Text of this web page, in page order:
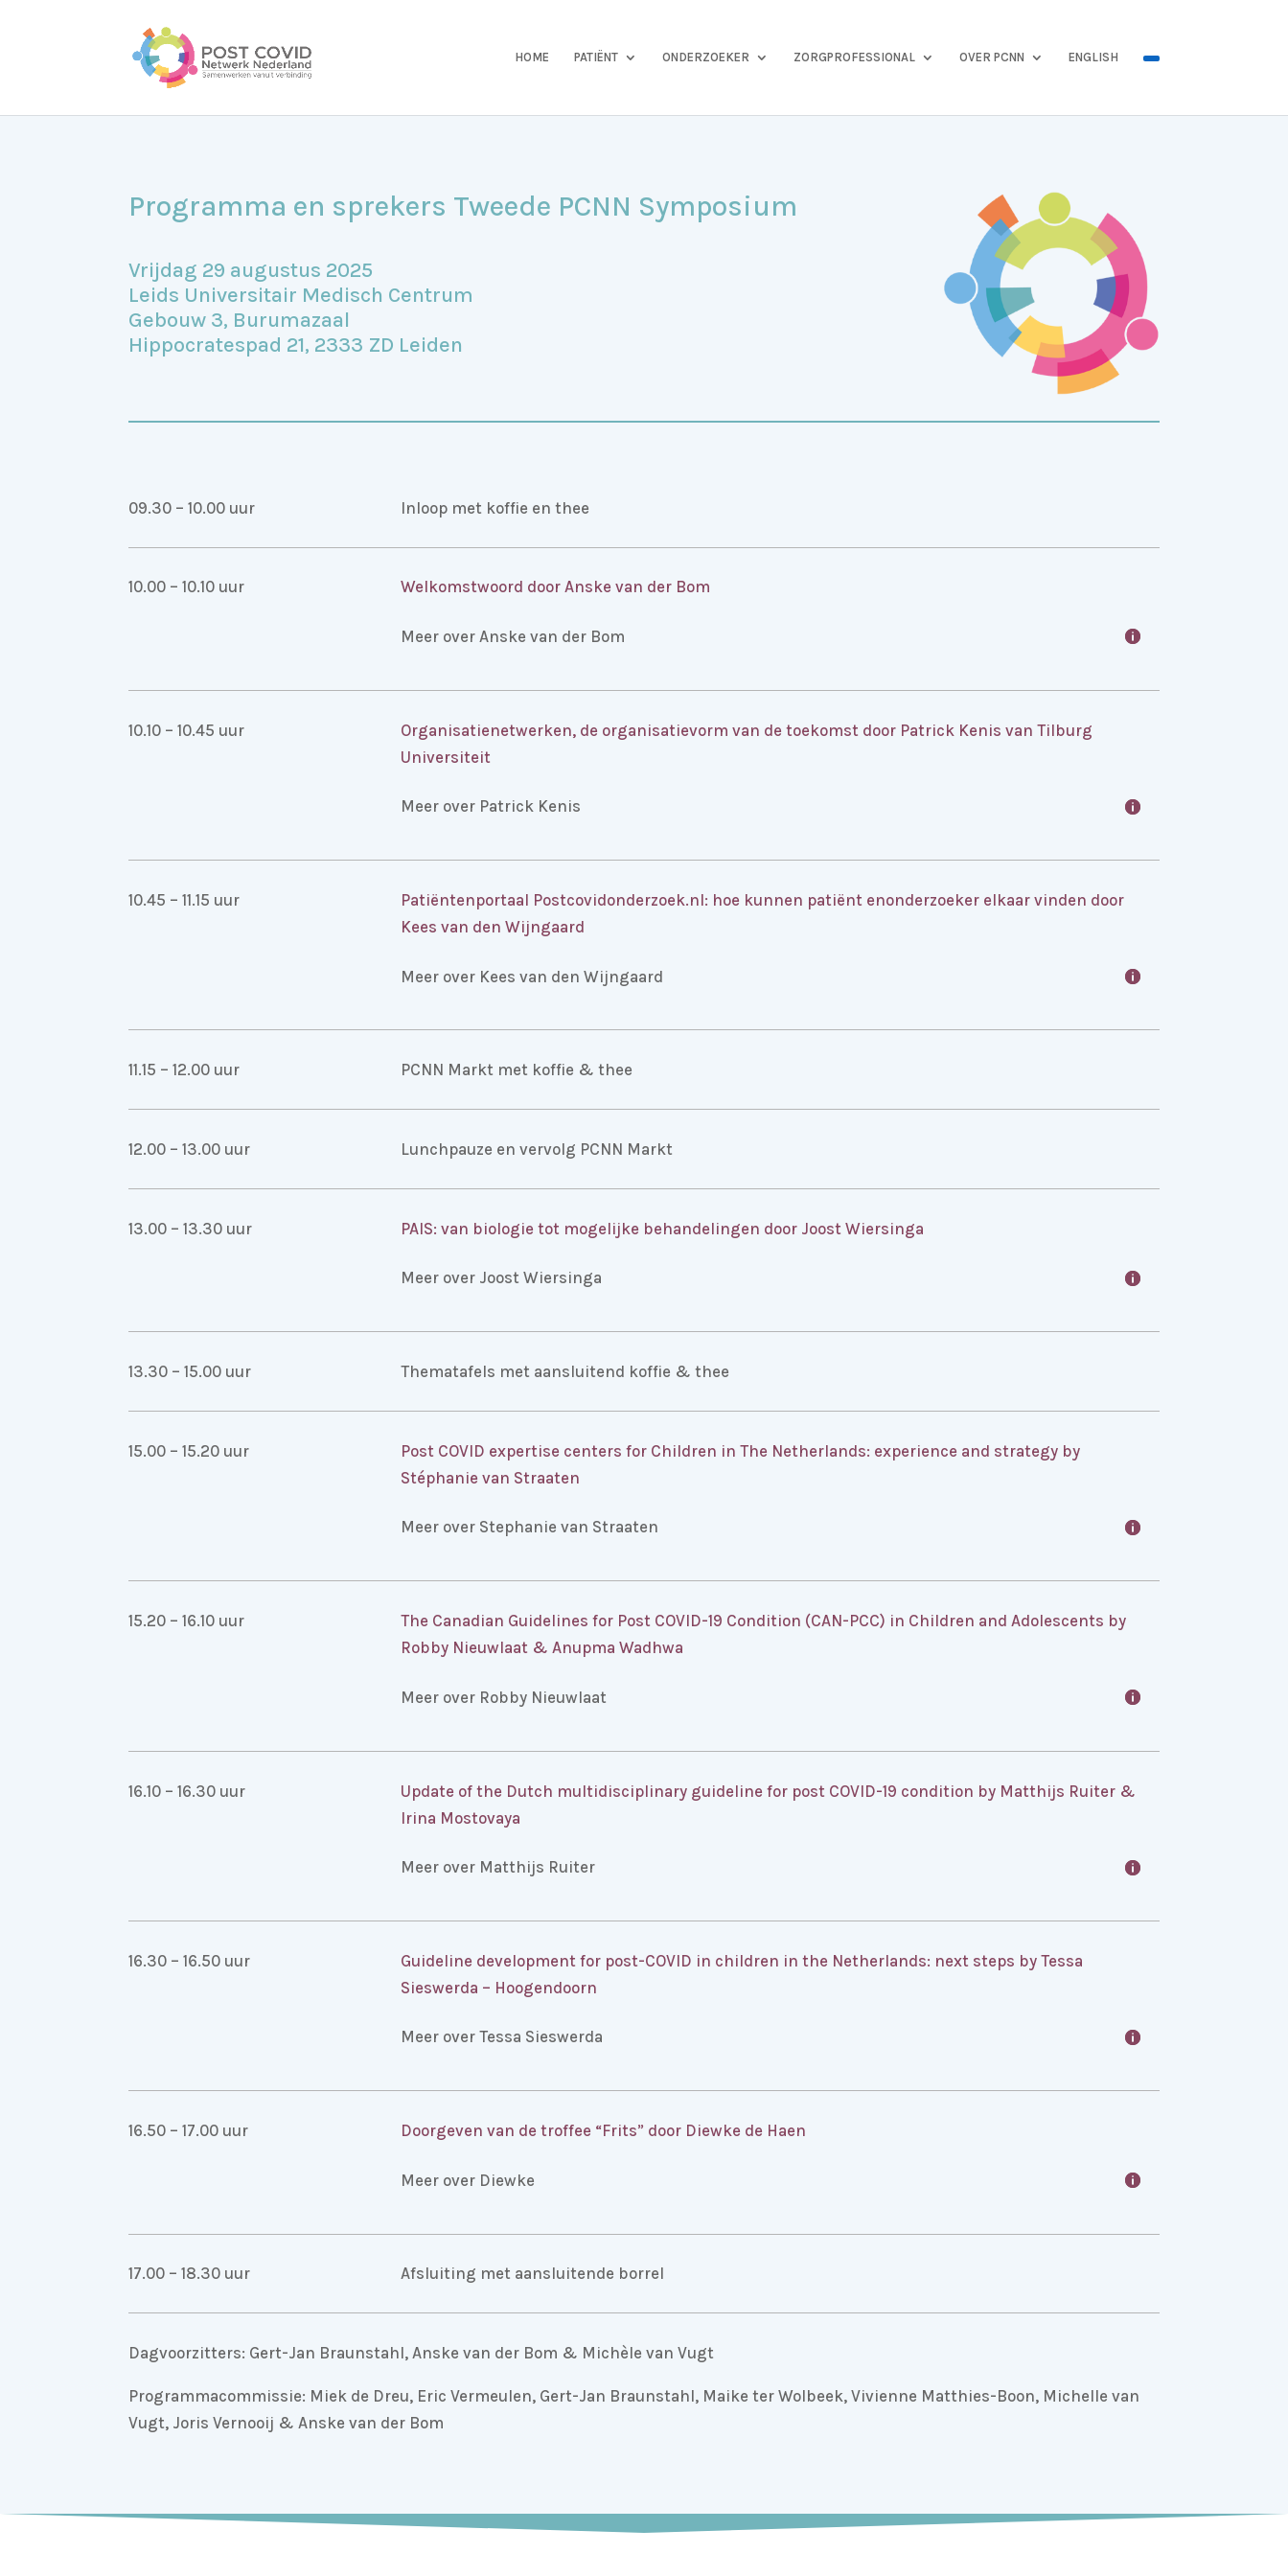
HOME PATIËNT ONDERZOEKER ZORGPROFESSIONAL OVER PCNN ENGLISH
Programma en sprekers Tweede PCNN Symposium
Vrijdag 29 augustus 2025
Leids Universitair Medisch Centrum
Gebouw 3, Burumazaal
Hippocratespad 21, 2333 ZD Leiden
09.30 – 10.00 uur Inloop met koffie en thee
10.00 – 10.10 uur Welkomstwoord door Anske van der Bom
Meer over Anske van der Bom
10.10 – 10.45 uur
Organisatienetwerken, de organisatievorm van de toekomst door Patrick Kenis van Tilburg
Universiteit
Meer over Patrick Kenis
10.45 – 11.15 uur
Patiëntenportaal Postcovidonderzoek.nl: hoe kunnen patiënt enonderzoeker elkaar vinden door
Kees van den Wijngaard
Meer over Kees van den Wijngaard
11.15 – 12.00 uur PCNN Markt met koffie & thee
12.00 – 13.00 uur Lunchpauze en vervolg PCNN Markt
13.00 – 13.30 uur PAIS: van biologie tot mogelijke behandelingen door Joost Wiersinga
Meer over Joost Wiersinga
13.30 – 15.00 uur Thematafels met aansluitend koffie & thee
15.00 – 15.20 uur
Post COVID expertise centers for Children in The Netherlands: experience and strategy by
Stéphanie van Straaten
Meer over Stephanie van Straaten
15.20 – 16.10 uur
The Canadian Guidelines for Post COVID-19 Condition (CAN-PCC) in Children and Adolescents by
Robby Nieuwlaat & Anupma Wadhwa
Meer over Robby Nieuwlaat
16.10 – 16.30 uur
Update of the Dutch multidisciplinary guideline for post COVID-19 condition by Matthijs Ruiter &
Irina Mostovaya
Meer over Matthijs Ruiter
16.30 – 16.50 uur
Guideline development for post-COVID in children in the Netherlands: next steps by Tessa
Sieswerda – Hoogendoorn
Meer over Tessa Sieswerda
16.50 – 17.00 uur Doorgeven van de troffee “Frits” door Diewke de Haen
Meer over Diewke
17.00 – 18.30 uur Afsluiting met aansluitende borrel
Dagvoorzitters: Gert-Jan Braunstahl, Anske van der Bom & Michèle van Vugt
Programmacommissie: Miek de Dreu, Eric Vermeulen, Gert-Jan Braunstahl, Maike ter Wolbeek, Vivienne Matthies-Boon, Michelle van
Vugt, Joris Vernooij & Anske van der Bom